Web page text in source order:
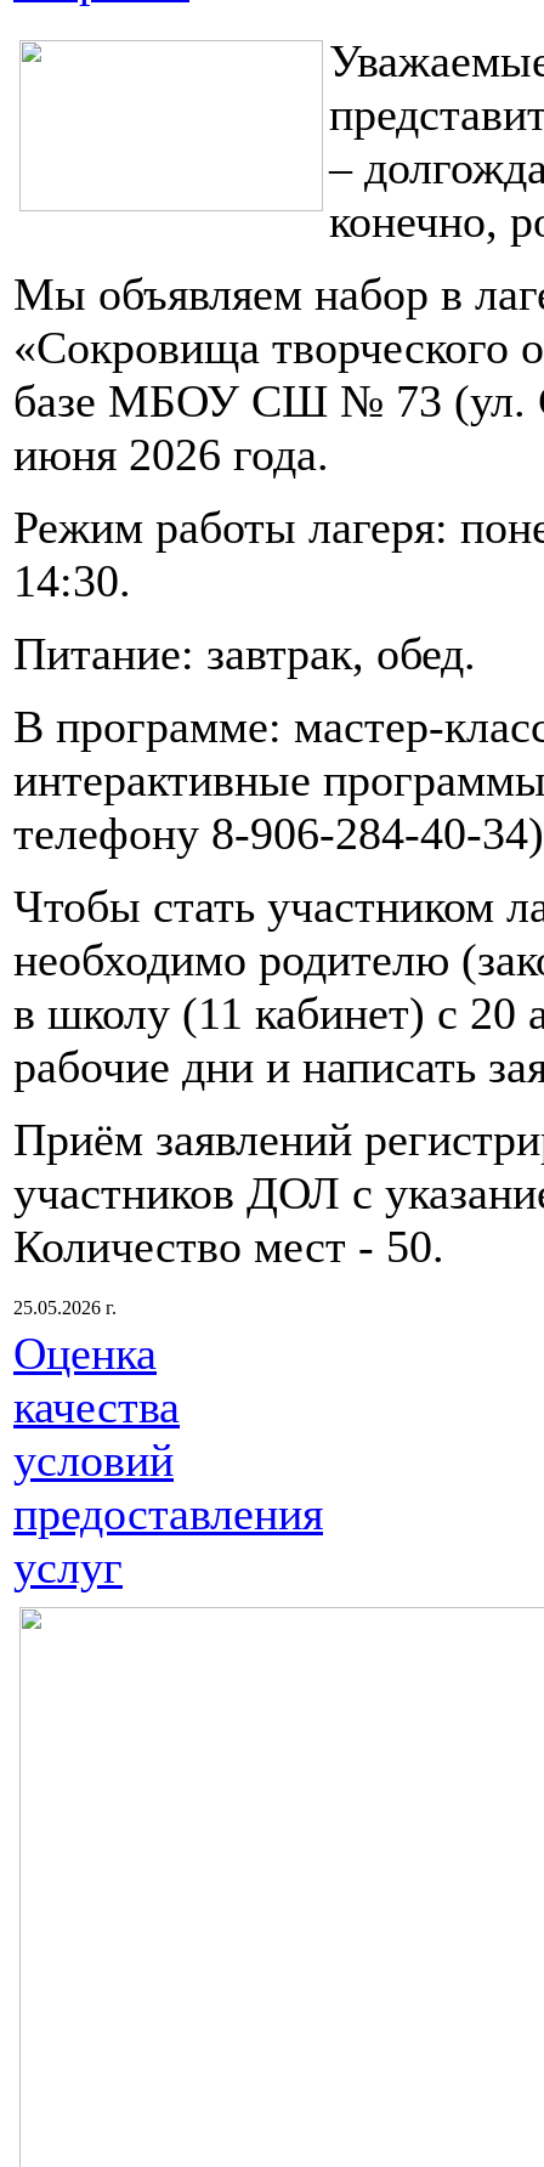
–
конечно,
Мы объявляем набор в
«Сокровища творческого
базе МБОУ СШ № 73 (ул.
июня 2026 года.
Режим работы лагеря:
14:30.
Питание: завтрак, обед.
В программе: мастер-
интерактивные
телефону 8-906-284-40-
Чтобы стать участником
необходимо родителю
в школу (11 кабинет) с 20
рабочие дни и написать
Приём заявлений
участников ДОЛ с
Количество мест - 50.
25.05.2026 г.
Оценка
качества
условий
предоставления
услуг